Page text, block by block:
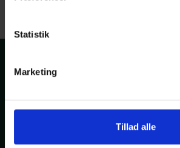
Statistik
Marketing
Tillad alle
Studsgade 22B
CVR 37687286